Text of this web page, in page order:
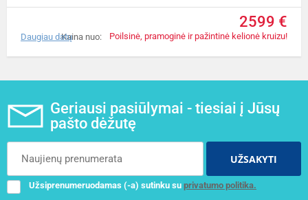
Kaina nuo:
2599 €
Poilsinė, pramoginė ir pažintinė kelionė kruizu!
Daugiau datų
Geriausi pasiūlymai - tiesiai į Jūsų
pašto dėžutę
UŽSAKYTI
Užsiprenumeruodamas (-a) sutinku su privatumo politika.